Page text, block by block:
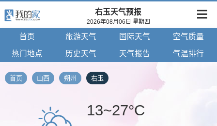
右玉天气预报
2026年08月06日 星期四
首页 旅游天气 国际天气 空气质量
热门地点 历史天气 天气报告 气温排行
首页 山西 朔州 右玉
13~27°C